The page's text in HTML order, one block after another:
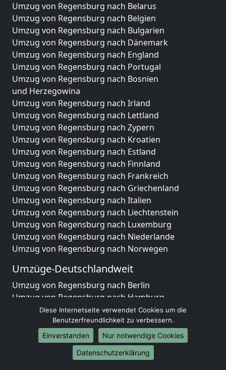
Umzug von Regensburg nach Belarus
Umzug von Regensburg nach Belgien
Umzug von Regensburg nach Bulgarien
Umzug von Regensburg nach Dänemark
Umzug von Regensburg nach England
Umzug von Regensburg nach Portugal
Umzug von Regensburg nach Bosnien
und Herzegowina
Umzug von Regensburg nach Irland
Umzug von Regensburg nach Lettland
Umzug von Regensburg nach Zypern
Umzug von Regensburg nach Kroatien
Umzug von Regensburg nach Estland
Umzug von Regensburg nach Finnland
Umzug von Regensburg nach Frankreich
Umzug von Regensburg nach Griechenland
Umzug von Regensburg nach Italien
Umzug von Regensburg nach Liechtenstein
Umzug von Regensburg nach Luxemburg
Umzug von Regensburg nach Niederlande
Umzug von Regensburg nach Norwegen
Umzüge-Deutschlandweit
Umzug von Regensburg nach Berlin
Umzug von Regensburg nach Hamburg
Umzug von Regensburg nach München
Umzug von Regensburg nach Köln
Umzug von Regensburg nach Frankfurt am Main
Umzug von Regensburg nach Stuttgart
Umzug von Regensburg nach Düsseldorf
Diese Internetseite verwendet Cookies um die
Benutzerfreundlichkeit zu verbessern.
Einverstanden
Nur notwendige Cookies
Datenschutzerklärung